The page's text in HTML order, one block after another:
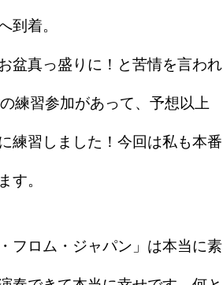
到着。
盆真っ盛りに！と苦情を言われ
練習参加があって、予想以上
練習しました！今回は私も本番
す。
フロム・ジャパン」は本当に素